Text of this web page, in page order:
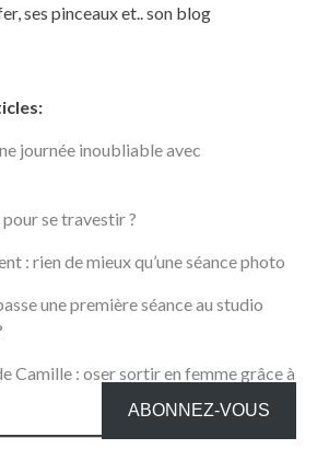
ses pinceaux et.. son blog
journée inoubliable avec
se travestir ?
: rien de mieux qu’une séance photo
une première séance au studio
Camille : oser sortir en femme grâce à
ABONNEZ-VOUS